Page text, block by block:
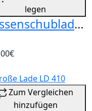
legen
Kassenschublade Pro
Zum Vergleichen
hinzufügen